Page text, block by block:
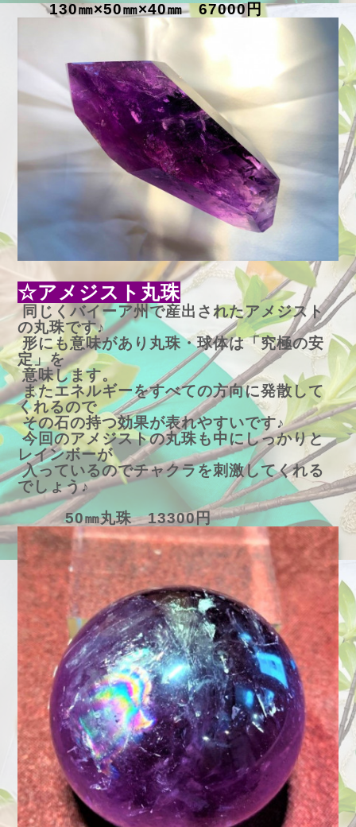
130㎜×50㎜×40㎜ 67000円
☆アメジスト丸珠
同じくバイーア州で産出されたアメジスト
の丸珠です♪
形にも意味があり丸珠・球体は「究極の安
定」を
意味します。
またエネルギーをすべての方向に発散して
くれるので
その石の持つ効果が表れやすいです♪
今回のアメジストの丸珠も中にしっかりと
レインボーが
入っているのでチャクラを刺激してくれる
でしょう♪
50㎜丸珠 13300円